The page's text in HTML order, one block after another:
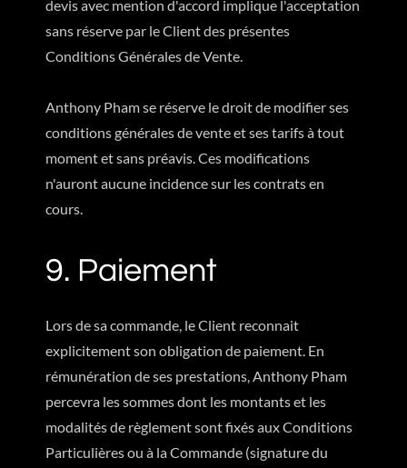
devis avec mention d'accord implique l'acceptation
sans réserve par le Client des présentes
Conditions Générales de Vente.
Anthony Pham se réserve le droit de modifier ses
conditions générales de vente et ses tarifs à tout
moment et sans préavis. Ces modifications
n'auront aucune incidence sur les contrats en
cours.
9. Paiement
Lors de sa commande, le Client reconnait
explicitement son obligation de paiement. En
rémunération de ses prestations, Anthony Pham
percevra les sommes dont les montants et les
modalités de règlement sont fixés aux Conditions
Particulières ou à la Commande (signature du